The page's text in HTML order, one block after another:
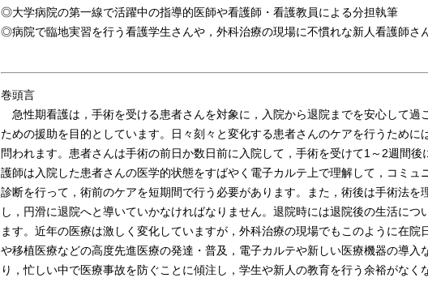
◎大学病院の第一線で活躍中の指導的医師や看護師・看護教員による分担執筆
◎病院で臨地実習を行う看護学生さんや，外科治療の現場に不慣れな新人看護師さ
巻頭言
急性期看護は，手術を受ける患者さんを対象に，入院から退院までを安心して過
ための援助を目的としています。日々刻々と変化する患者さんのケアを行うために
問われます。患者さんは手術の前日か数日前に入院して，手術を受けて1～2週間後
護師は入院した患者さんの医学的状態をすばやく電子カルテ上で理解して，コミュ
診断を行って，術前のケアを短期間で行う必要があります。また，術後は手術法を
し，円滑に退院へと導いていかなければなりません。退院時には退院後の生活につ
ます。近年の医療は激しく変化していますが，外科治療の現場でもこのように在院
や移植医療などの高度先進医療の発達・普及，電子カルテや新しい医療機器の導入
り，忙しい中で医療事故を防ぐことに傾注し，学生や新人の教育を行う余裕がなく